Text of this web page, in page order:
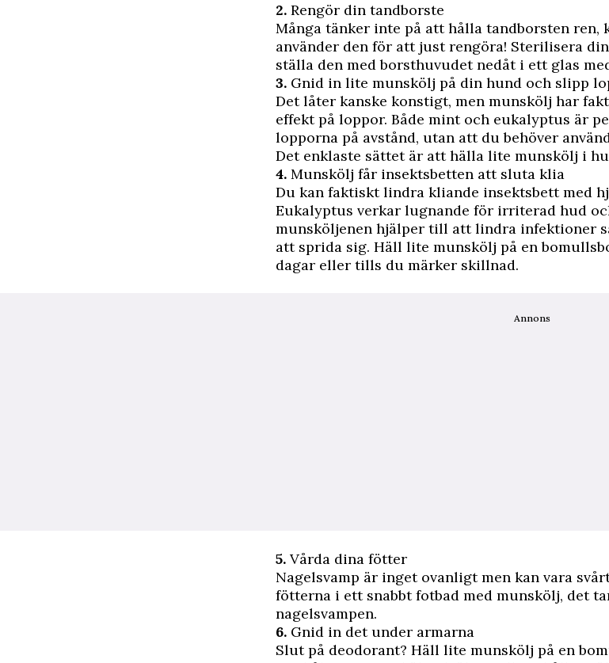
2. Rengör din tandborste
Många tänker inte på att hålla tandborsten ren,
använder den för att just rengöra! Sterilisera
ställa den med borsthuvudet nedåt i ett glas
3. Gnid in lite munskölj på din hund och slipp
Det låter kanske konstigt, men munskölj har
effekt på loppor. Både mint och eukalyptus är
lopporna på avstånd, utan att du behöver
Det enklaste sättet är att hälla lite munskölj i
4. Munskölj får insektsbetten att sluta klia
Du kan faktiskt lindra kliande insektsbett med
Eukalyptus verkar lugnande för irriterad hud
munsköljenen hjälper till att lindra infektioner
att sprida sig. Häll lite munskölj på en
dagar eller tills du märker skillnad.
Annons
5. Vårda dina fötter
Nagelsvamp är inget ovanligt men kan vara
fötterna i ett snabbt fotbad med munskölj, det
nagelsvampen.
6. Gnid in det under armarna
Slut på deodorant? Häll lite munskölj på en